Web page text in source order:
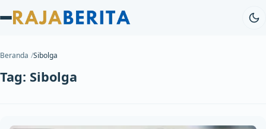
Beranda Sibolga
Tag: Sibolga